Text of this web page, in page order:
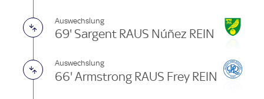
Auswechslung
69' Sargent RAUS Núñez REIN
Auswechslung
66' Armstrong RAUS Frey REIN